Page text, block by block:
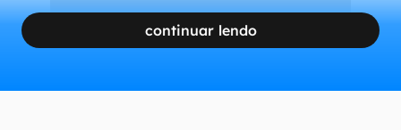
continuar lendo